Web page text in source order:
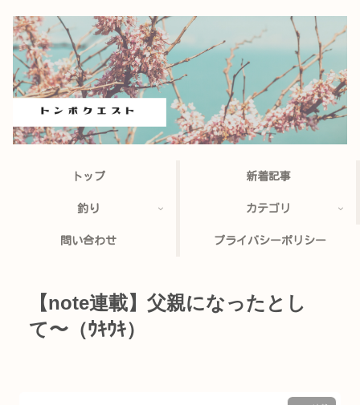
トップ 新着記事
釣り カテゴリ
問い合わせ プライバシーポリシー
【note連載】父親になったとし
て〜（ｳｷｳｷ）